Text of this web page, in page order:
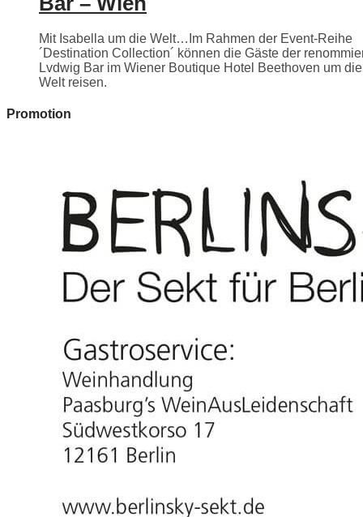
Mit Isabella um die Welt…Im Rahmen der Event-Reihe
´Destination Collection´ können die Gäste der
Lvdwig Bar im Wiener Boutique Hotel Beethoven um die
Welt reisen.
Promotion